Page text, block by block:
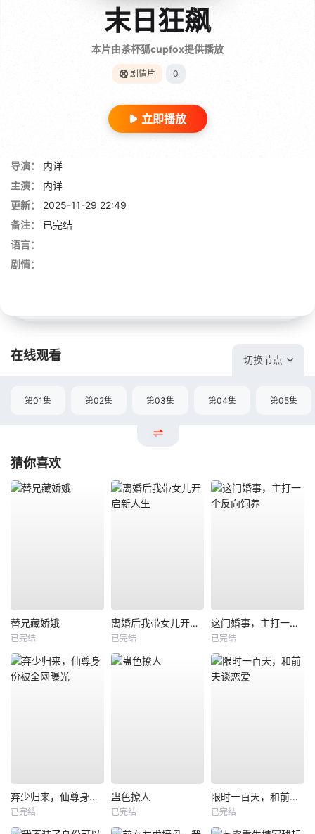
末日狂飙
本片由茶杯狐cupfox提供播放
剧情片 0
立即播放
导演：
内详
主演：
内详
更新：
2025-11-29 22:49
备注：
已完结
语言：
剧情：
在线观看 切换节点
第01集 第02集 第03集 第04集 第05集
猜你喜欢
替兄藏娇娥
已完结
离婚后我带女儿开启新人生
已完结
这门婚事，主打一个反向饲养
已完结
弃少归来，仙尊身份被全网曝光
已完结
蛊色撩人
已完结
限时一百天，和前夫谈恋爱
已完结